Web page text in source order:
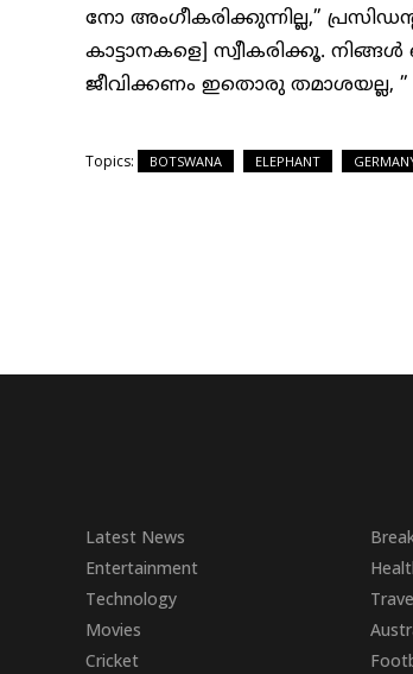
നോ അംഗീകരിക്കുന്നില്ല,”
കാട്ടാനകളെ] സ്വീകരിക്കൂ.
ജീവിക്കണം ഇതൊരു തമാശയല്ല, ”
Topics: BOTSWANA ELEPHANT
Latest News
Entertainment
Technology
Movies
Cricket